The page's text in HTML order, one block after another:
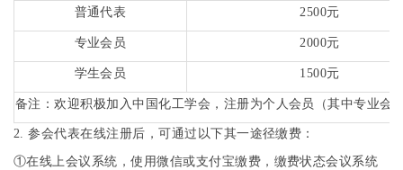
普通代表
2500元
专业会员 2000元
学生会员 1500元
备注：欢迎积极加入中国化工学会，注册为个人会员（其中专业会
2.参会代表在线注册后，可通过以下其一途径缴费：
①在线上会议系统，使用微信或支付宝缴费，缴费状态会议系统